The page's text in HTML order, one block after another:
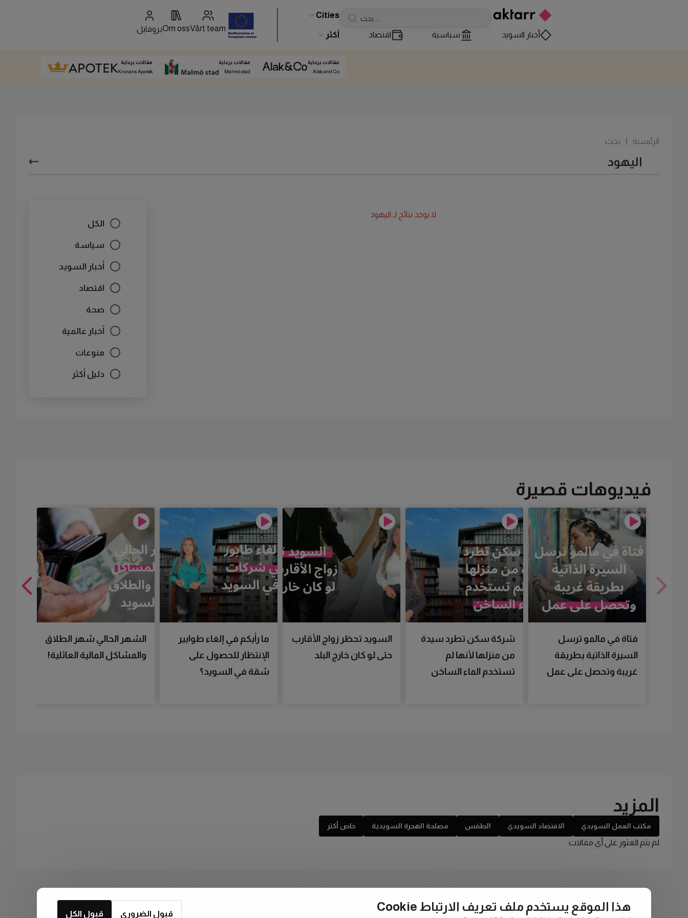
Cities
أخبار السويد سياسية اقتصاد أكثر
Vårt team
Om ossبروفايل
مقالات برعاية
Alak and Co
مقالات برعاية
Malmö stad
مقالات برعاية
Kronans Apotek
الرئيسية | بحث
الكل
سياسة
أخبار السويد
اقتصاد
صحة
أخبار عالمية
منوعات
دليل أكثر
لا يوجد نتائج لـ اليهود
فيديوهات قصيرة
فتاة في مالمو ترسل
السيرة الذاتية بطريقة
غريبة وتحصل على عمل
شركة سكن تطرد سيدة
من منزلها لأنها لم
تستخدم الماء الساخن
السويد تحظر زواج الأقارب
حتى لو كان خارج البلد
ما رأيكم في إلغاء طوابير
الإنتظار للحصول على
شقة في السويد؟
الشهر الحالي شهر الطلاق
والمشاكل المالية العائلية!
المزيد
مكتب العمل السويدي الاقتصاد السويدي الطقس مصلحة الهجرة السويدية خاص أكتر
لم يتم العثور على أي مقالات
هذا الموقع يستخدم ملف تعريف الارتباط Cookie
قبول الكل قبول الضروري